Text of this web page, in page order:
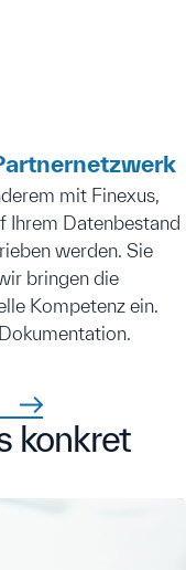
mit Finexus,
Ihrem Datenbestand
werden. Sie
bringen die
Kompetenz ein.
konkret